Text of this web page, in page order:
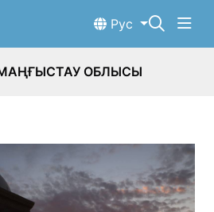
Рус
ОБЛЫСЫ